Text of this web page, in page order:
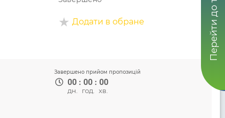
Додати в обране
Завершено прийом пропозицій
00 : 00 : 00
дн. год. хв.